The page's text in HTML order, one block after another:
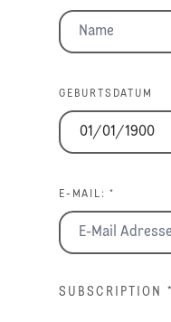
GEBURTSDATUM
E-MAIL: *
SUBSCRIPTION *